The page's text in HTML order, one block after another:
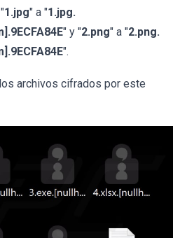
1.jpg" a "1.jpg.
" y "2.png" a "2.png.
".
archivos cifrados por este